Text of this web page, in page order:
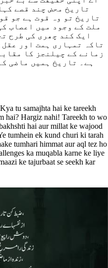
تاریخ محض چند قصے
تاریخ تو وہ قوت ہے جو
ملت کے وجود میں اعصاب
ایک کند چھری کی طرح
تاکہ تمہاری ہمت اور
زمانے کے چیلنجز کا
ہے۔ تاریخ ہمیں ماضی
tu samajhta hai ke tareekh
hai? Hargiz nahi! Tareekh to wo
hai aur millat ke wajood
tumhein ek kund churi ki tarah
tumhari himmat aur aql tez ho
ka muqabla karne ke liye
ke tajurbaat se seekh kar